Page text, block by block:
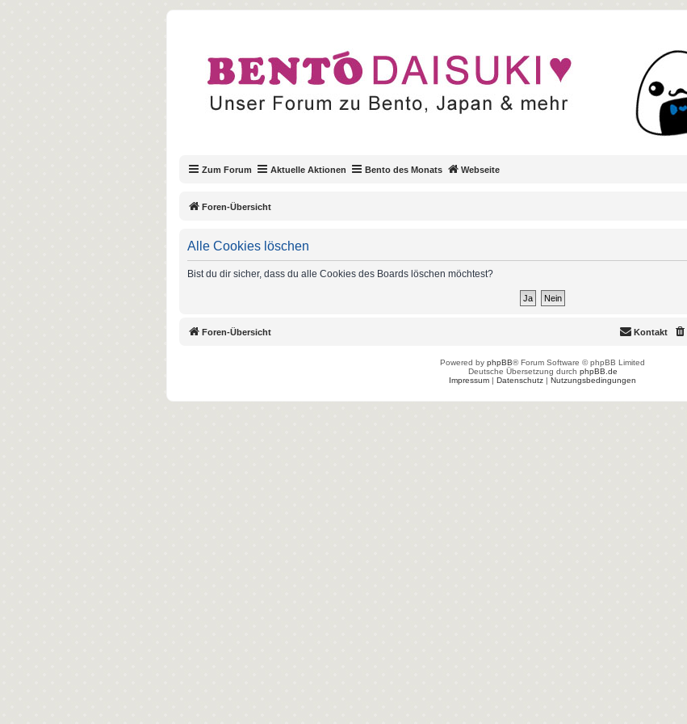
Zum Forum Aktuelle Aktionen Bento des Monats Webseite
Foren-Übersicht
Alle Cookies löschen
Bist du dir sicher, dass du alle Cookies des Boards löschen möchtest?
Foren-Übersicht Kontakt
Powered by phpBB® Forum Software © phpBB Limited
Deutsche Übersetzung durch phpBB.de
Impressum | Datenschutz | Nutzungsbedingungen